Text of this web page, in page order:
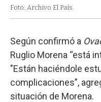
Foto: Archivo El País.
Según confirmó a
Ruglio Morena “está
"Están haciéndole
complicaciones”,
situación de Morena.